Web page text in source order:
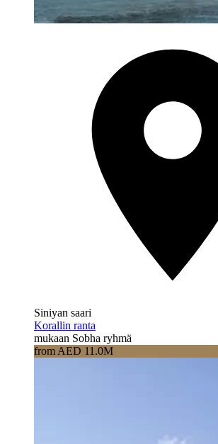
Siniyan saari
Korallin ranta
mukaan Sobha ryhmä
from AED 11.0M